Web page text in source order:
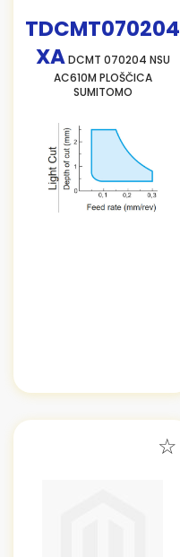
TDCMT070204
XADCMT 070204 NSU
AC610M PLOŠČICA
SUMITOMO